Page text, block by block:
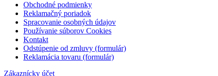
Obchodné podmienky
Reklamačný poriadok
Spracovanie osobných údajov
Používanie súborov Cookies
Kontakt
Odstúpenie od zmluvy (formulár)
Reklamácia tovaru (formulár)
Zákaznícky účet